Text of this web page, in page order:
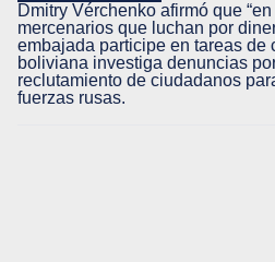
Dmitry Vérchenko afirmó que
mercenarios que luchan por
embajada participe en tareas de
boliviana investiga denuncias
reclutamiento de ciudadanos
fuerzas rusas.